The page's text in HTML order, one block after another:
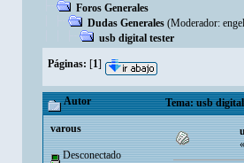
Foros Generales
Dudas Generales (Moderador:
usb digital tester
Páginas: [1]
Autor Tema: usb
varous
Desconectado